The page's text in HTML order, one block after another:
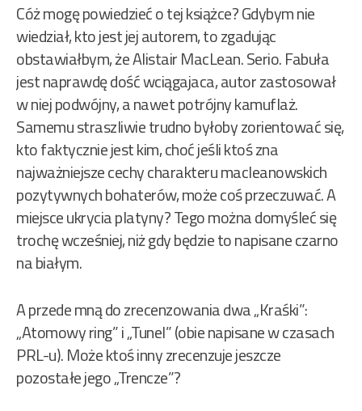
Cóż mogę powiedzieć o tej książce? Gdybym nie
wiedział, kto jest jej autorem, to zgadując
obstawiałbym, że Alistair MacLean. Serio. Fabuła
jest naprawdę dość wciągajaca, autor zastosował
w niej podwójny, a nawet potrójny kamuflaż.
Samemu straszliwie trudno byłoby zorientować się,
kto faktycznie jest kim, choć jeśli ktoś zna
najważniejsze cechy charakteru macleanowskich
pozytywnych bohaterów, może coś przeczuwać. A
miejsce ukrycia platyny? Tego można domyśleć się
trochę wcześniej, niż gdy będzie to napisane czarno
na białym.
A przede mną do zrecenzowania dwa „Kraśki”:
„Atomowy ring” i „Tunel” (obie napisane w czasach
PRL-u). Może ktoś inny zrecenzuje jeszcze
pozostałe jego „Trencze”?